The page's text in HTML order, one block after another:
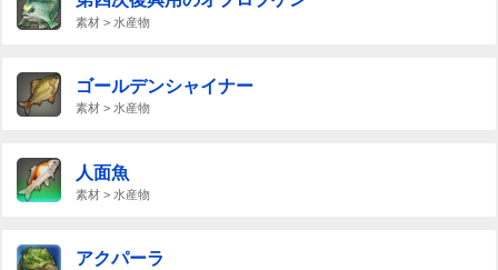
素材 > 水産物
ゴールデンシャイナー
素材 > 水産物
人面魚
素材 > 水産物
アクパーラ